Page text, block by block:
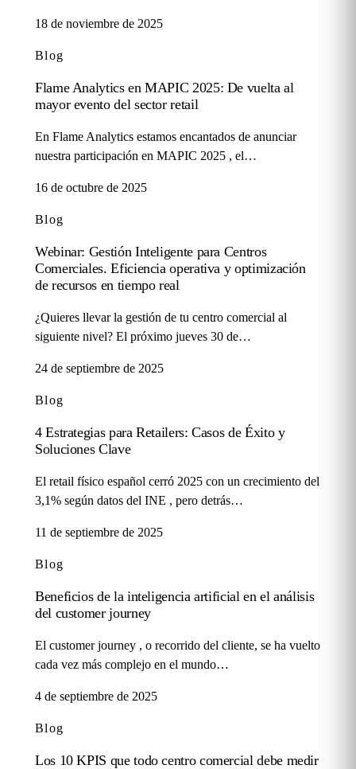
18 de noviembre de 2025
Blog
Flame Analytics en MAPIC 2025: De vuelta al
mayor evento del sector retail
En Flame Analytics estamos encantados de anunciar
nuestra participación en MAPIC 2025 , el…
16 de octubre de 2025
Blog
Webinar: Gestión Inteligente para Centros
Comerciales. Eficiencia operativa y optimización
de recursos en tiempo real
¿Quieres llevar la gestión de tu centro comercial al
siguiente nivel? El próximo jueves 30 de…
24 de septiembre de 2025
Blog
4 Estrategias para Retailers: Casos de Éxito y
Soluciones Clave
El retail físico español cerró 2025 con un crecimiento del
3,1% según datos del INE , pero detrás…
11 de septiembre de 2025
Blog
Beneficios de la inteligencia artificial en el análisis
del customer journey
El customer journey , o recorrido del cliente, se ha vuelto
cada vez más complejo en el mundo…
4 de septiembre de 2025
Blog
Los 10 KPIS que todo centro comercial debe medir